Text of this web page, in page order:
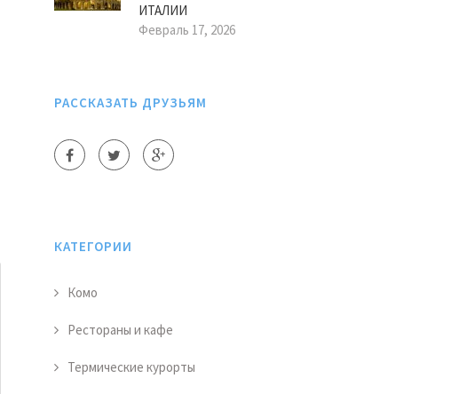
ИТАЛИИ
Февраль 17, 2026
РАССКАЗАТЬ ДРУЗЬЯМ
КАТЕГОРИИ
Комо
Рестораны и кафе
Термические курорты